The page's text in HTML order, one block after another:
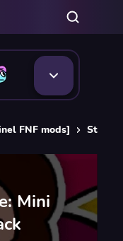
FNF mods] Steven
Mini